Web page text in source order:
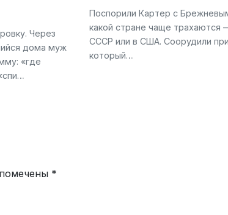
Через
дома муж
«где
Поспорили Картер с
какой стране чаще трахаются
СССР или в США. Соорудили
который…
*